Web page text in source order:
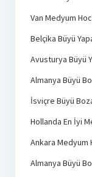
Van Medyum
Belçika Büyü
Avusturya Büyü
Almanya Büyü
İsviçre Büyü
Hollanda En İyi
Ankara Medyum
Almanya Büyü